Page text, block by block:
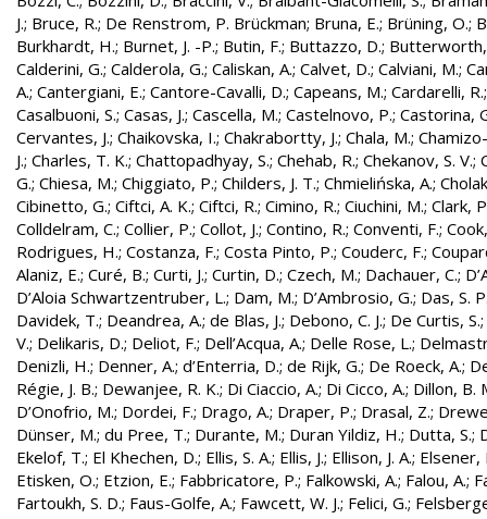
J.; Bruce, R.; De Renstrom, P. Brückman; Bruna, E.; Brüning, O.;
Burkhardt, H.; Burnet, J. -P.; Butin, F.; Buttazzo, D.;
Calderini, G.; Calderola, G.; Caliskan, A.; Calvet, D.; Calviani, M.;
A.; Cantergiani, E.; Cantore-Cavalli, D.; Capeans, M.; Cardarelli, R.
Casalbuoni, S.; Casas, J.; Cascella, M.; Castelnovo, P.; Castorina,
Cervantes, J.; Chaikovska, I.; Chakrabortty, J.; Chala, M.;
J.; Charles, T. K.; Chattopadhyay, S.; Chehab, R.; Chekanov, S. V.;
G.; Chiesa, M.; Chiggiato, P.; Childers, J. T.; Chmielińska, A.;
Cibinetto, G.; Ciftci, A. K.; Ciftci, R.; Cimino, R.; Ciuchini, M.; Clark,
Colldelram, C.; Collier, P.; Collot, J.; Contino, R.; Conventi, F.;
Rodrigues, H.; Costanza, F.; Costa Pinto, P.; Couderc, F.;
Alaniz, E.; Curé, B.; Curti, J.; Curtin, D.; Czech, M.; Dachauer, C.;
D’Aloia Schwartzentruber, L.; Dam, M.; D’Ambrosio, G.; Das, S.
Davidek, T.; Deandrea, A.; de Blas, J.; Debono, C. J.; De Curtis, S.;
V.; Delikaris, D.; Deliot, F.; Dell’Acqua, A.; Delle Rose, L.;
Denizli, H.; Denner, A.; d’Enterria, D.; de Rijk, G.; De Roeck, A.;
Régie, J. B.; Dewanjee, R. K.; Di Ciaccio, A.; Di Cicco, A.; Dillon, B.
D’Onofrio, M.; Dordei, F.; Drago, A.; Draper, P.; Drasal, Z.;
Dünser, M.; du Pree, T.; Durante, M.; Duran Yildiz, H.; Dutta, S.;
Ekelof, T.; El Khechen, D.; Ellis, S. A.; Ellis, J.; Ellison, J. A.; Elsener,
Etisken, O.; Etzion, E.; Fabbricatore, P.; Falkowski, A.; Falou, A.;
Fartoukh, S. D.; Faus-Golfe, A.; Fawcett, W. J.; Felici, G.;